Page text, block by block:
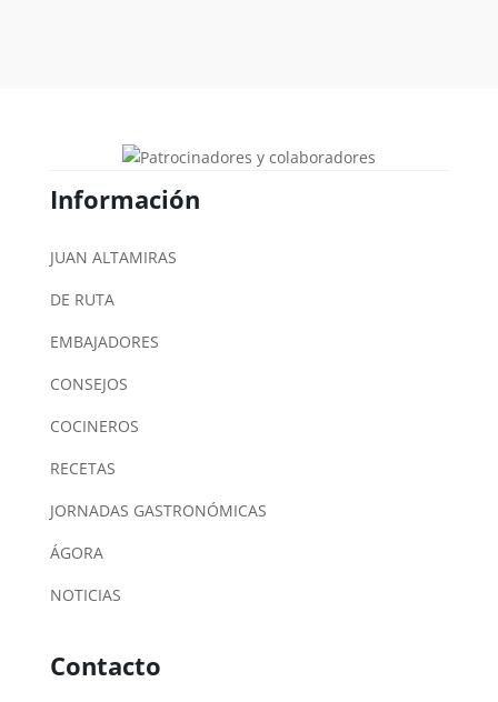
Información
JUAN ALTAMIRAS
DE RUTA
EMBAJADORES
CONSEJOS
COCINEROS
RECETAS
JORNADAS GASTRONÓMICAS
ÁGORA
NOTICIAS
Contacto